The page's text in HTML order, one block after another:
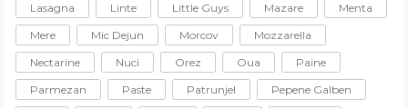
Lasagna
Linte Little Guys Mazare
Menta
Mere
Mic Dejun Morcov
Mozzarella
Nectarine
Nuci Orez Oua
Paine
Parmezan
Paste Patrunjel
Pepene Galben